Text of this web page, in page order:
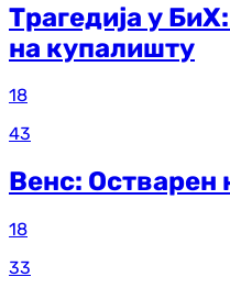
Трагедија у
на купалишту
18
43
Венс: Остварен
18
33